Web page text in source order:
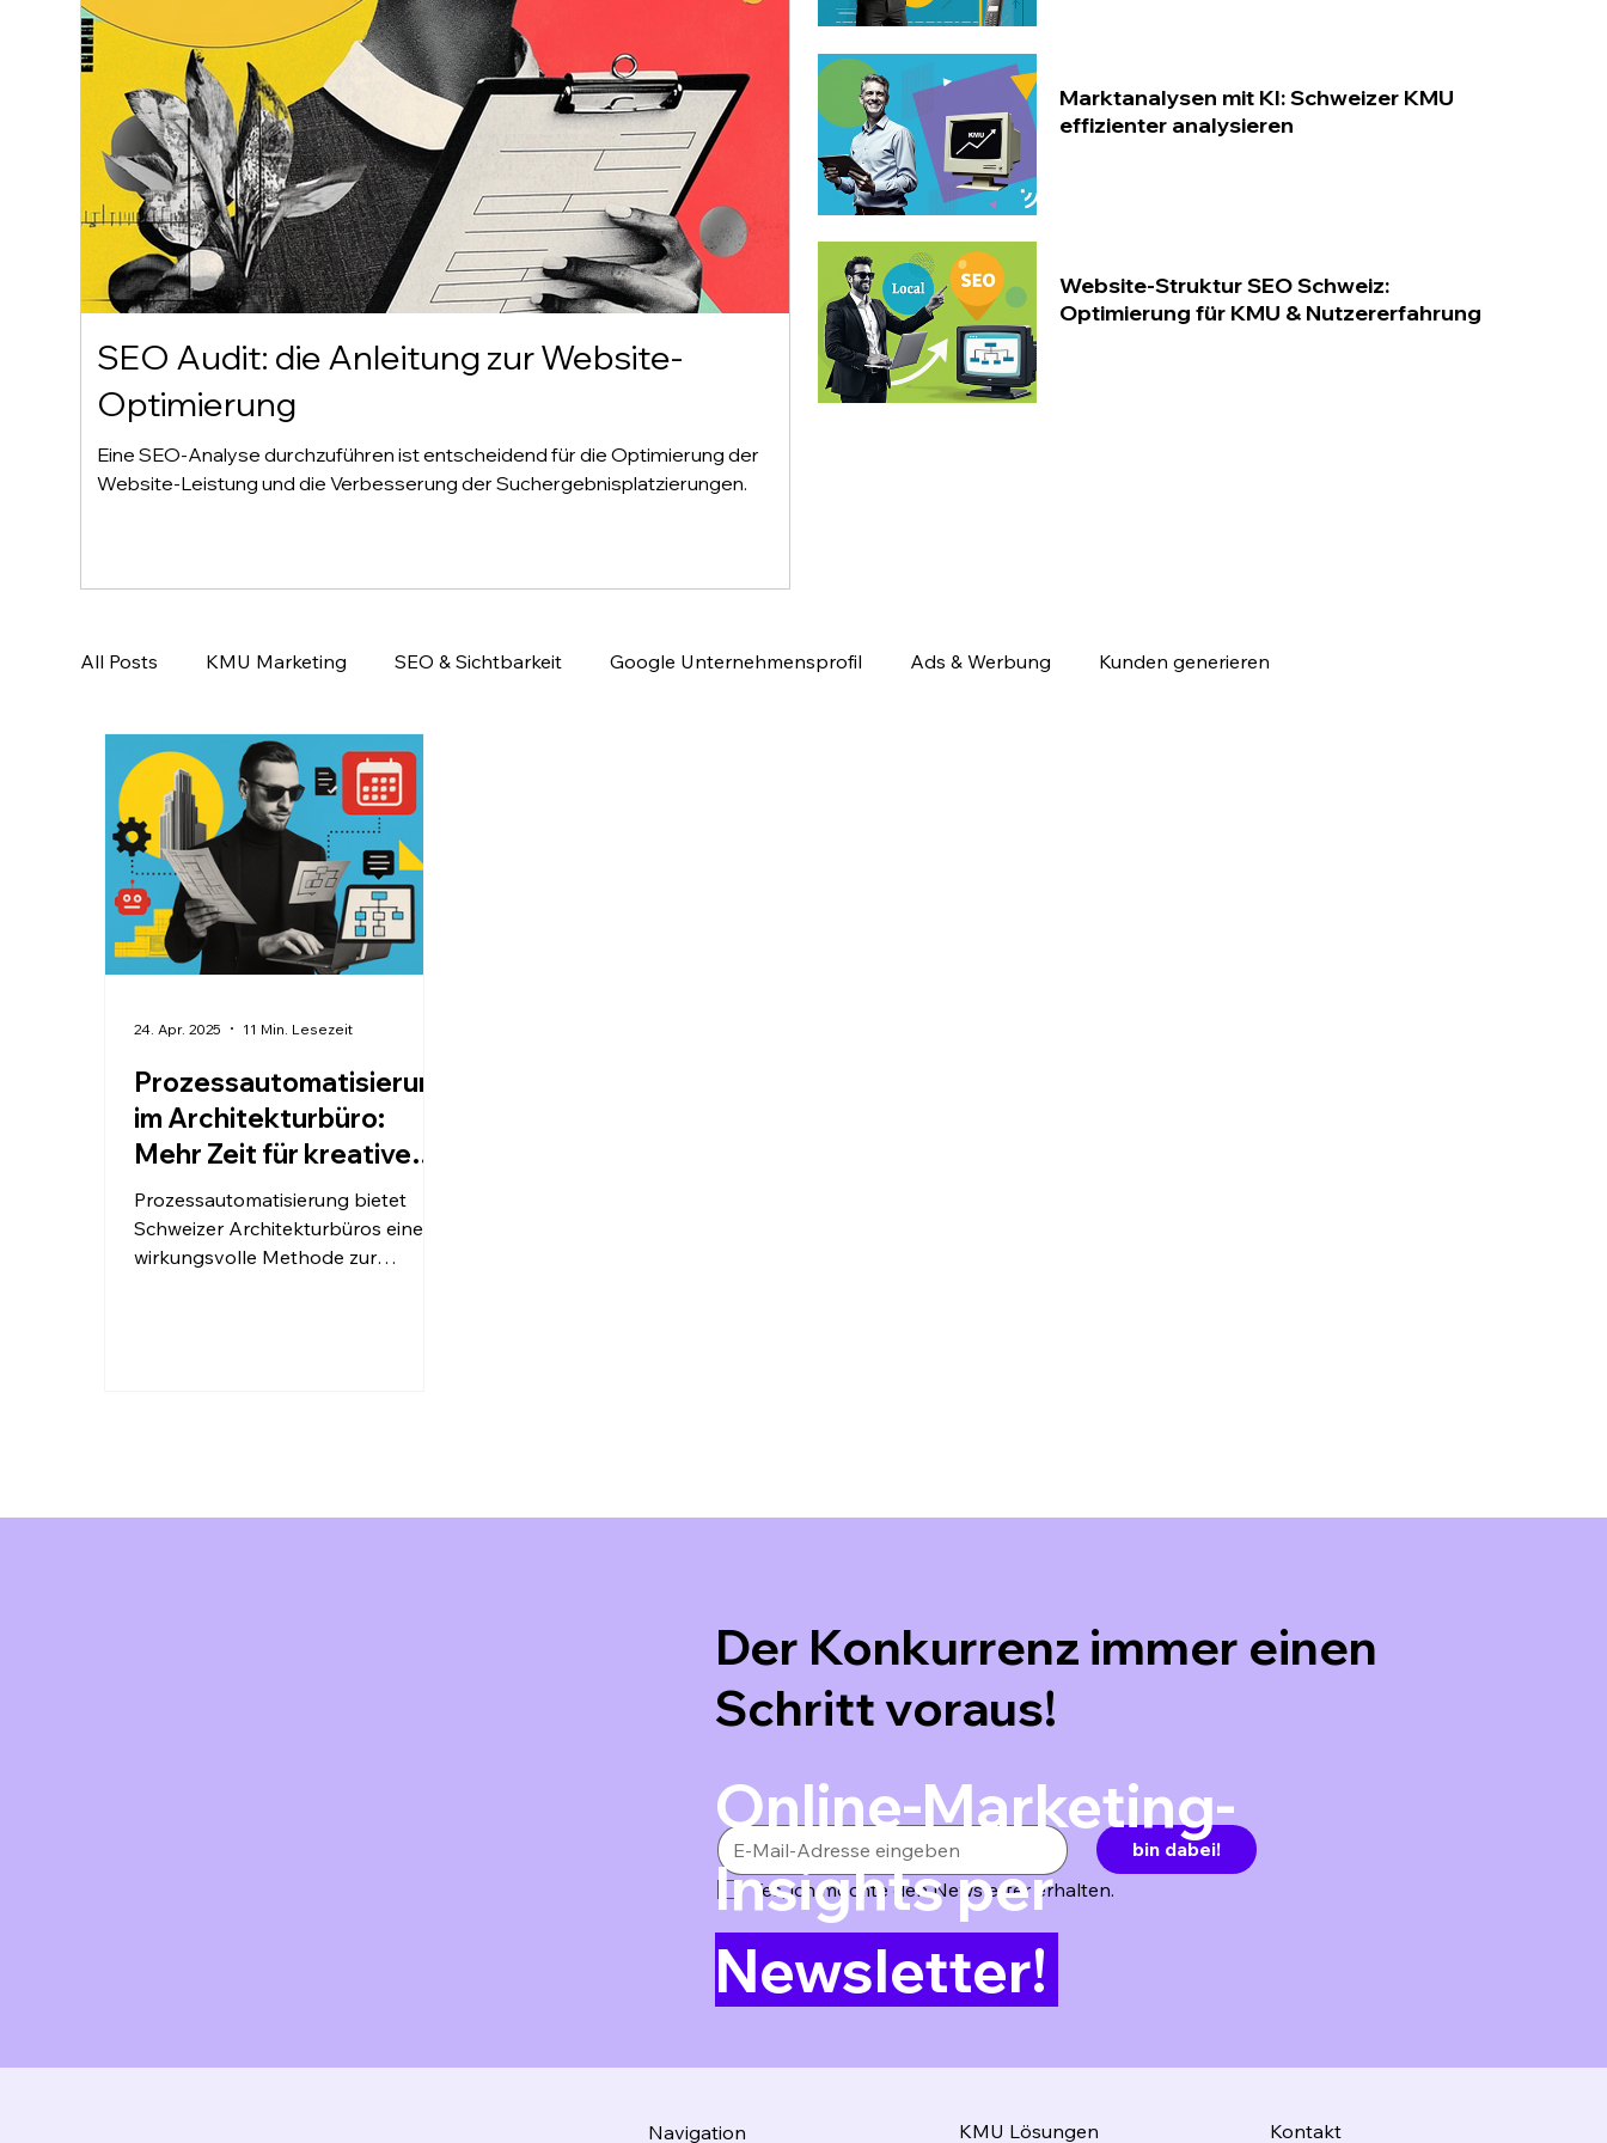
All Posts KMU Marketing SEO & Sichtbarkeit Google Unternehmensprofil Ads & Werbung Kunden generieren
Email-Marketing & Lead Nurturing
Prozessautomatisierung
im Architekturbüro:
Mehr Zeit für kreative
Planung in der Schweiz
Prozessautomatisierung bietet
Schweizer Architekturbüros eine
wirkungsvolle Methode zur
24. Apr. 2025 11 Min. Lesezeit
SEO Audit: die Anleitung zur Website-
Optimierung
Eine SEO-Analyse durchzuführen ist entscheidend für die Optimierung der
Website-Leistung und die Verbesserung der Suchergebnisplatzierungen.
Marktanalysen mit KI: Schweizer KMU
effizienter analysieren
Website-Struktur SEO Schweiz:
Optimierung für KMU & Nutzererfahrung
Der Konkurrenz immer einen
Schritt voraus!
bin dabei!
Yes, ich möchte den Newsletter erhalten.
Online-Marketing-
Insights per
Newsletter!
Navigation KMU Lösungen Kontakt